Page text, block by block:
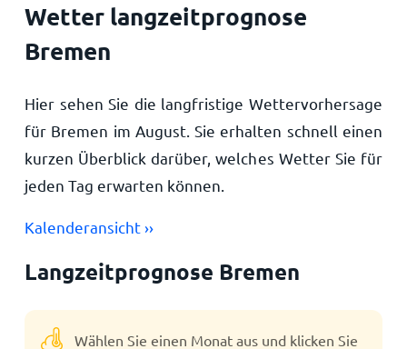
Wetter langzeitprognose
Bremen
Hier sehen Sie die langfristige Wettervorhersage
für Bremen im August. Sie erhalten schnell einen
kurzen Überblick darüber, welches Wetter Sie für
jeden Tag erwarten können.
Kalenderansicht ››
Langzeitprognose Bremen
Wählen Sie einen Monat aus und klicken Sie